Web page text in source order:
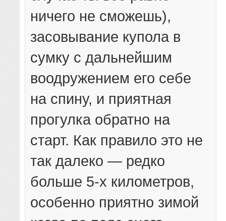
ничего не сможешь),
засовывание купола в
сумку с дальнейшим
воодружением его себе
на спину, и приятная
прогулка обратно на
старт. Как правило это не
так далеко — редко
больше 5-х километров,
особенно приятно зимой